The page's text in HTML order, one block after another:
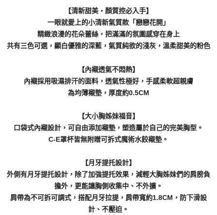
每筆NT$70，滿NT$799(含以上)免運費
每筆NT$100
每筆NT$110，滿NT$1,000(含以上)免運費
【清新甜美‧顏質控必入手】
一眼就愛上的小清新氣質款「戀戀花開」
精緻浪漫的花朵蕾絲，把滿滿的氛圍感穿在身上
共有三色可選，顯白優雅的深藍，氣質純欲的淺灰，溫柔甜美的粉色
【內襯透氣不悶熱】
內襯採用吸濕排汗的面料，透氣性極好，手感柔軟超親膚
為均薄襯墊，厚度約0.5CM
【大小胸姊妹福音】
口袋式內襯設計，可自由添加襯墊，塑造屬於自己的完美胸型。
C-E罩杯皆無附贈可拆式魔術水餃襯墊。
【月牙提托設計】
外側有月牙提托設計，除了加強提托效果，減輕大胸姊妹們的肩膀負
擔外，更能讓胸側收集中、不外擴。
肩帶為不可拆可調式，搭配月牙拉提，肩帶寬約1.8CM，防下滑設
計、不壓迫。